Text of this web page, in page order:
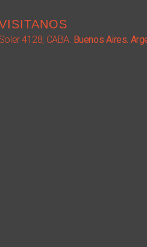
Soler 4128, CABA. Buenos Aires.